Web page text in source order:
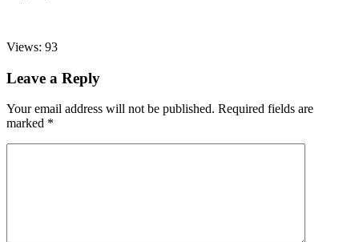
Views: 93
Leave a Reply
Your email address will not be published. Required fields are
marked *